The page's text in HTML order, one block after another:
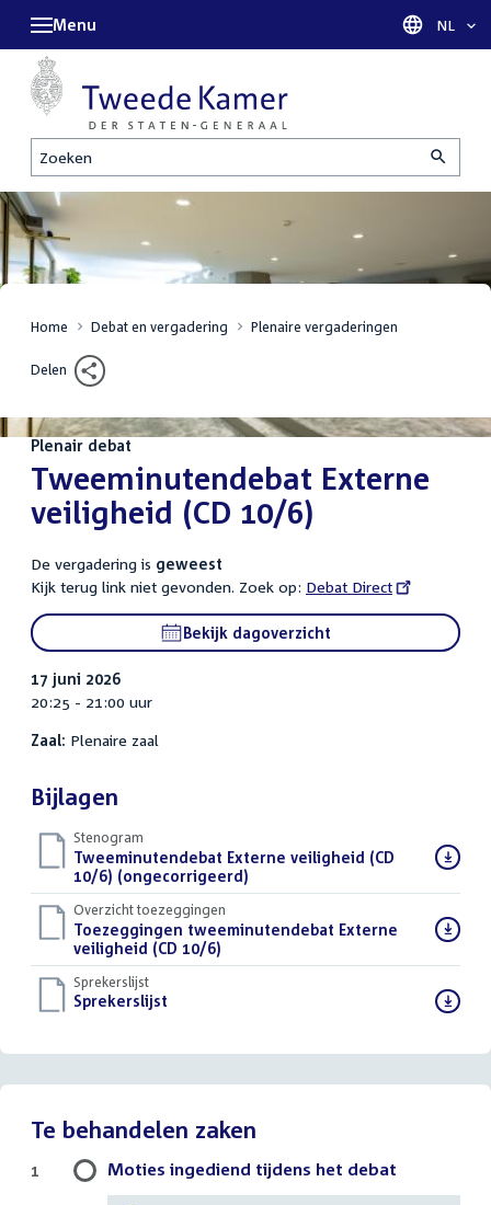
Zoeken
Menu Taal
NL
Home Debat en vergadering Plenaire vergaderingen
Delen
Plenair debat
:Tweeminutendebat Externe
veiligheid (CD 10/6)
De vergadering is geweest
Kijk terug link niet gevonden. Zoek op: External
link:
Debat Direct
Bekijk dagoverzicht
17 juni 2026
20:25 - 21:00 uur
Zaal: Plenaire zaal
Bijlagen
Stenogram
Download
bestand:
Tweeminutendebat Externe veiligheid (CD
10/6) (ongecorrigeerd)
Overzicht toezeggingen
Download
bestand:
Toezeggingen tweeminutendebat Externe
veiligheid (CD 10/6)
Sprekerslijst
Download
Sprekerslijst
Te behandelen zaken
Moties ingediend tijdens het debat
1